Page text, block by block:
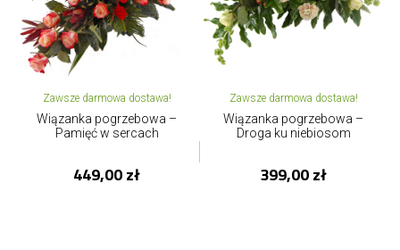
Zawsze darmowa dostawa!
Wiązanka pogrzebowa –
Pamięć w sercach
449,00 zł
Zawsze darmowa dostawa!
Wiązanka pogrzebowa –
Droga ku niebiosom
399,00 zł